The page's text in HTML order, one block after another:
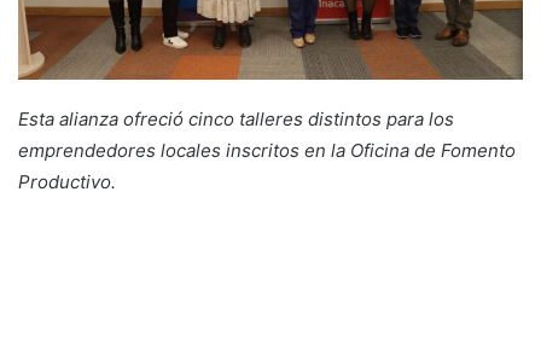
Esta alianza ofreció cinco talleres distintos para los
emprendedores locales inscritos en la Oficina de Fomento
Productivo.